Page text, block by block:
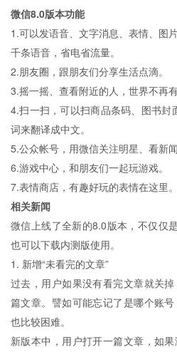
微信8.0版本功能
1.可以发语音、文字消息、表情、图
千条语音，省电省流量。
2.朋友圈，跟朋友们分享生活点滴。
3.摇一摇、查看附近的人，世界不再有
4.扫一扫，可以扫商品条码、图书封
词来翻译成中文。
5.公众帐号，用微信关注明星、看新
6.游戏中心，和朋友们一起玩游戏。
7.表情商店，有趣好玩的表情在这里。
相关新闻
微信上线了全新的8.0版本，不仅仅
也可以下载内测版使用。
1. 新增“未看完的文章”
过去，用户如果没有看完文章就关
篇文章。譬如可能忘记了是哪个账
也比较困难。
新版本中，用户打开一篇文章，如